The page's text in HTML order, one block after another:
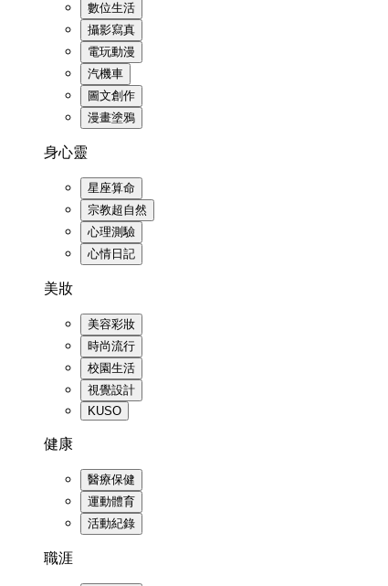
數位生活
攝影寫真
電玩動漫
汽機車
圖文創作
漫畫塗鴉
身心靈
星座算命
宗教超自然
心理測驗
心情日記
美妝
美容彩妝
時尚流行
校園生活
視覺設計
KUSO
健康
醫療保健
運動體育
活動紀錄
職涯